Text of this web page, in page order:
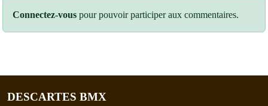
Connectez-vous pour pouvoir participer aux commentaires.
DESCARTES BMX